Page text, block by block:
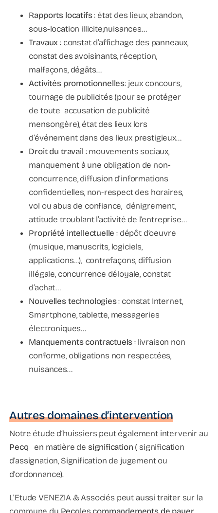
Rapports locatifs: état des lieux, abandon,
sous-location illicite,nuisances…
Travaux : constat d’affichage des panneaux,
constat des avoisinants, réception,
malfaçons, dégâts…
Activités promotionnelles: jeux concours,
tournage de publicités (pour se protéger
de toute accusation de publicité
mensongère), état des lieux lors
d’événement dans des lieux prestigieux…
Droit du travail : mouvements sociaux,
manquement à une obligation de non-
concurrence, diffusion d’informations
confidentielles, non-respect des horaires,
vol ou abus de confiance, dénigrement,
attitude troublant l’activité de l’entreprise…
Propriété intellectuelle : dépôt d’oeuvre
(musique, manuscrits, logiciels,
applications…), contrefaçons, diffusion
illégale, concurrence déloyale, constat
d’achat…
Nouvelles technologies: constat Internet,
Smartphone, tablette, messageries
électroniques…
Manquements contractuels: livraison non
conforme, obligations non respectées,
nuisances…
Autres domaines d’intervention
Notre étude d‘huissiers peut également intervenir au
Pecq en matière de signification ( signification
d’assignation, Signification de jugement ou
d’ordonnance).
L’Etude VENEZIA & Associés peut aussi traiter sur la